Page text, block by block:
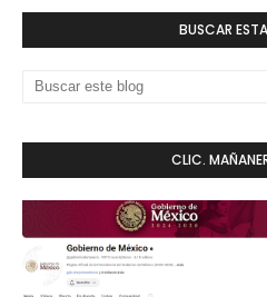
BUSCAR
CLIC.